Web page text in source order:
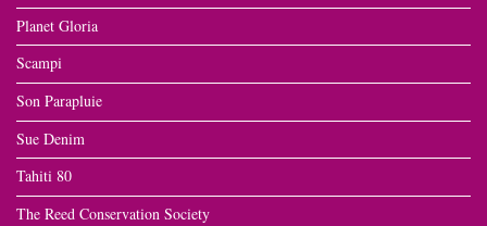
Planet Gloria
Scampi
Son Parapluie
Sue Denim
Tahiti 80
The Reed Conservation Society